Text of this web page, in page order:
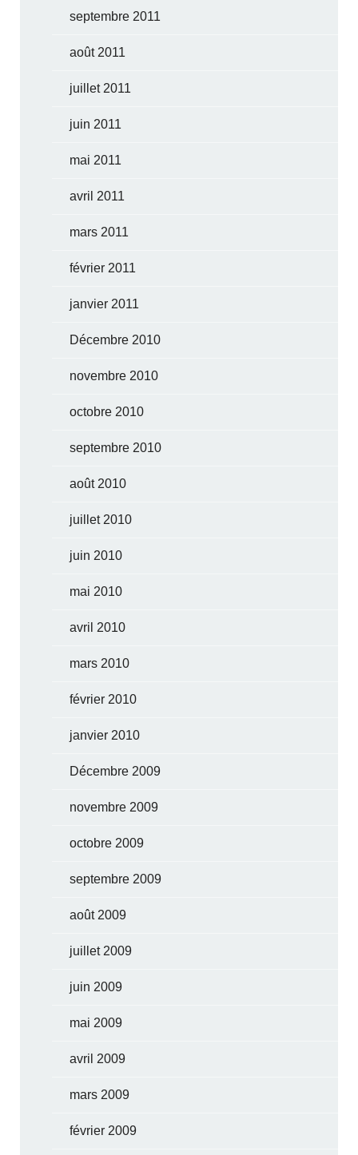
septembre 2011
août 2011
juillet 2011
juin 2011
mai 2011
avril 2011
mars 2011
février 2011
janvier 2011
Décembre 2010
novembre 2010
octobre 2010
septembre 2010
août 2010
juillet 2010
juin 2010
mai 2010
avril 2010
mars 2010
février 2010
janvier 2010
Décembre 2009
novembre 2009
octobre 2009
septembre 2009
août 2009
juillet 2009
juin 2009
mai 2009
avril 2009
mars 2009
février 2009